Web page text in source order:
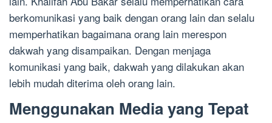
berkomunikasi yang baik dengan orang lain dan selalu
memperhatikan bagaimana orang lain merespon
dakwah yang disampaikan. Dengan menjaga
komunikasi yang baik, dakwah yang dilakukan akan
lebih mudah diterima oleh orang lain.
Menggunakan Media yang Tepat